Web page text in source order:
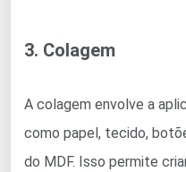
3. Colagem
A colagem envolve a
como papel, tecido,
do MDF. Isso permite